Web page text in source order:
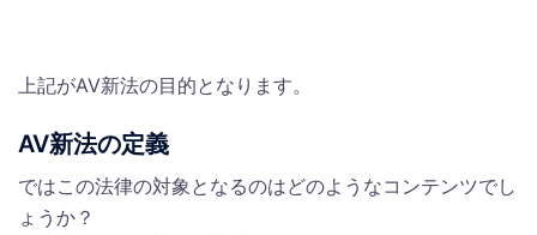
上記がAV新法の目的となります。
AV新法の定義
ではこの法律の対象となるのはどのようなコンテンツでし
ょうか？